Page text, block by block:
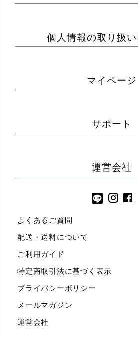
個人情報の取り扱
マイページ
サポート
運営会社
よくあるご質問
配送・送料について
ご利用ガイド
特定商取引法に基づく表示
プライバシーポリシー
メールマガジン
運営会社